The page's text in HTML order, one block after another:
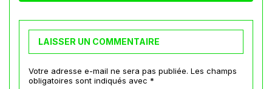
LAISSER UN COMMENTAIRE
Votre adresse e-mail ne sera pas publiée. Les champs
obligatoires sont indiqués avec *